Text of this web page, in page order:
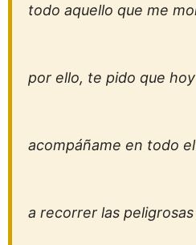
todo aquello que me
por ello, te pido que
acompáñame en todo
a recorrer las peligrosas